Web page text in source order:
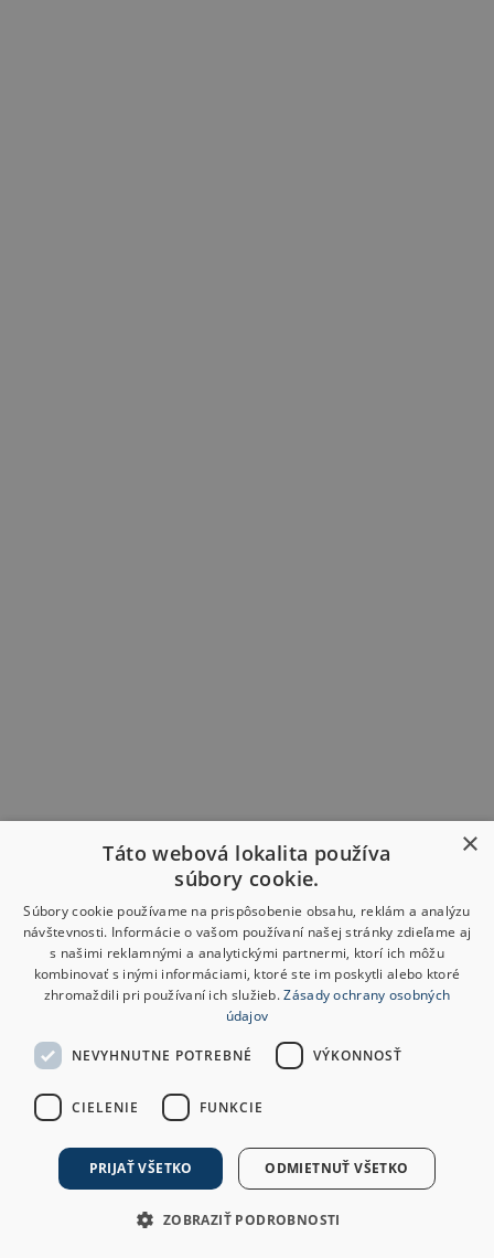
×
Táto webová lokalita používa
súbory cookie.
Súbory cookie používame na prispôsobenie obsahu, reklám a analýzu
návštevnosti. Informácie o vašom používaní našej stránky zdieľame aj
s našimi reklamnými a analytickými partnermi, ktorí ich môžu
kombinovať s inými informáciami, ktoré ste im poskytli alebo ktoré
zhromaždili pri používaní ich služieb.Zásady ochrany osobných
údajov
NEVYHNUTNE POTREBNÉ VÝKONNOSŤ
CIELENIE FUNKCIE
PRIJAŤ VŠETKO ODMIETNUŤ VŠETKO
ZOBRAZIŤ PODROBNOSTI